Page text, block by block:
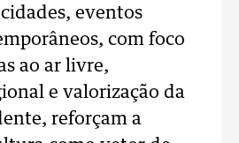
eventos
com foco
ao ar livre,
e valorização da
reforçam a